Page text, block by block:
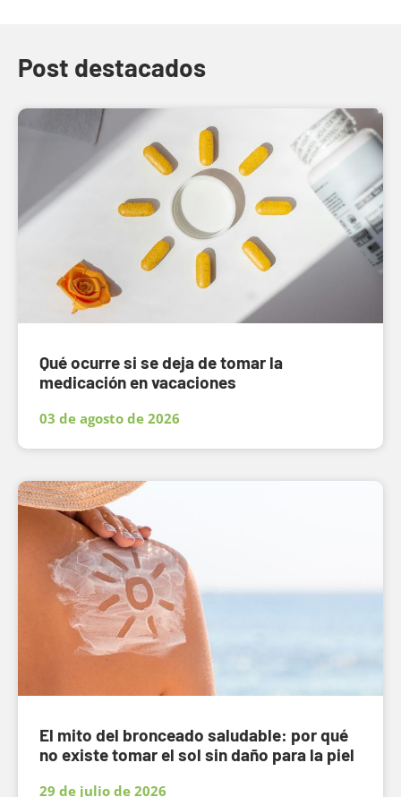
Post destacados
Qué ocurre si se deja de tomar la
medicación en vacaciones
03 de agosto de 2026
El mito del bronceado saludable: por qué
no existe tomar el sol sin daño para la piel
29 de julio de 2026